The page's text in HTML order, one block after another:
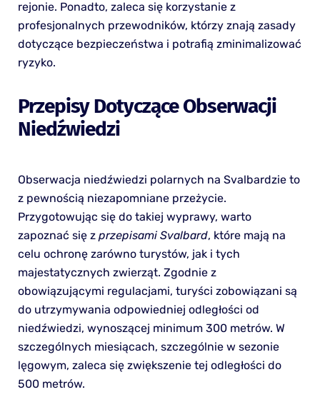
rejonie. Ponadto, zaleca się korzystanie z
profesjonalnych przewodników, którzy znają zasady
dotyczące bezpieczeństwa i potrafią zminimalizować
ryzyko.
Przepisy Dotyczące Obserwacji
Niedźwiedzi
Obserwacja niedźwiedzi polarnych na Svalbardzie to
z pewnością niezapomniane przeżycie.
Przygotowując się do takiej wyprawy, warto
zapoznać się z przepisami Svalbard, które mają na
celu ochronę zarówno turystów, jak i tych
majestatycznych zwierząt. Zgodnie z
obowiązującymi regulacjami, turyści zobowiązani są
do utrzymywania odpowiedniej odległości od
niedźwiedzi, wynoszącej minimum 300 metrów. W
szczególnych miesiącach, szczególnie w sezonie
lęgowym, zaleca się zwiększenie tej odległości do
500 metrów.